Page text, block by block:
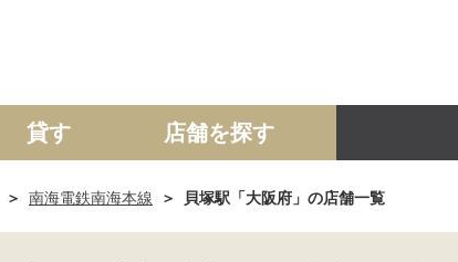
マンション 土地 事業投資用
貸す 店舗を探す
南海電鉄南海本線 貝塚駅「大阪府」の店舗一覧